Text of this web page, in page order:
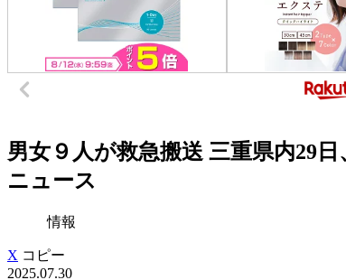
男女９人が救急搬送 三重県内29
ニュース
情報
X コピー
2025.07.30